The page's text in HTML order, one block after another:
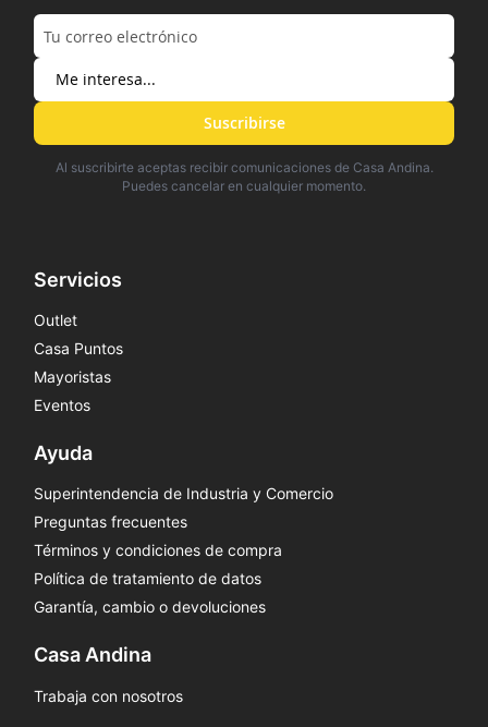
Suscribirse
Al suscribirte aceptas recibir comunicaciones de Casa Andina.
Puedes cancelar en cualquier momento.
Servicios
Outlet
Casa Puntos
Mayoristas
Eventos
Ayuda
Superintendencia de Industria y Comercio
Preguntas frecuentes
Términos y condiciones de compra
Política de tratamiento de datos
Garantía, cambio o devoluciones
Casa Andina
Trabaja con nosotros